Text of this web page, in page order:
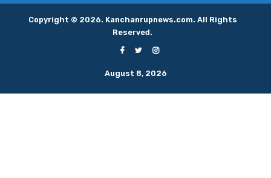
Copyright © 2026. Kanchanrupnews.com. All Rights
Reserved.
August 8, 2026